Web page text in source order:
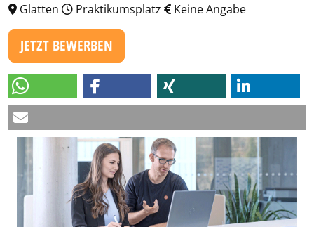
Glatten
Praktikumsplatz Keine Angabe
JETZT BEWERBEN